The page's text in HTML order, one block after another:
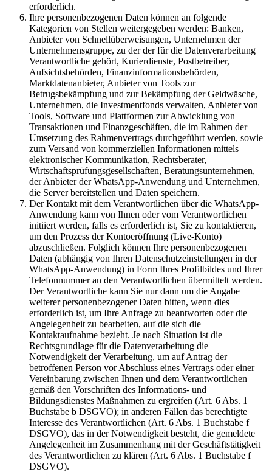
erforderlich.
Ihre personenbezogenen Daten können an folgende
Kategorien von Stellen weitergegeben werden: Banken,
Anbieter von Schnellüberweisungen, Unternehmen der
Unternehmensgruppe, zu der der für die Datenverarbeitung
Verantwortliche gehört, Kurierdienste, Postbetreiber,
Aufsichtsbehörden, Finanzinformationsbehörden,
Marktdatenanbieter, Anbieter von Tools zur
Betrugsbekämpfung und zur Bekämpfung der Geldwäsche,
Unternehmen, die Investmentfonds verwalten, Anbieter von
Tools, Software und Plattformen zur Abwicklung von
Transaktionen und Finanzgeschäften, die im Rahmen der
Umsetzung des Rahmenvertrags durchgeführt werden, sowie
zum Versand von kommerziellen Informationen mittels
elektronischer Kommunikation, Rechtsberater,
Wirtschaftsprüfungsgesellschaften, Beratungsunternehmen,
der Anbieter der WhatsApp-Anwendung und Unternehmen,
die Server bereitstellen und Daten speichern.
Der Kontakt mit dem Verantwortlichen über die WhatsApp-
Anwendung kann von Ihnen oder vom Verantwortlichen
initiiert werden, falls es erforderlich ist, Sie zu kontaktieren,
um den Prozess der Kontoeröffnung (Live-Konto)
abzuschließen. Folglich können Ihre personenbezogenen
Daten (abhängig von Ihren Datenschutzeinstellungen in der
WhatsApp-Anwendung) in Form Ihres Profilbildes und Ihrer
Telefonnummer an den Verantwortlichen übermittelt werden.
Der Verantwortliche kann Sie nur dann um die Angabe
weiterer personenbezogener Daten bitten, wenn dies
erforderlich ist, um Ihre Anfrage zu beantworten oder die
Angelegenheit zu bearbeiten, auf die sich die
Kontaktaufnahme bezieht. Je nach Situation ist die
Rechtsgrundlage für die Datenverarbeitung die
Notwendigkeit der Verarbeitung, um auf Antrag der
betroffenen Person vor Abschluss eines Vertrags oder einer
Vereinbarung zwischen Ihnen und dem Verantwortlichen
gemäß den Vorschriften des Informations- und
Bildungsdienstes Maßnahmen zu ergreifen (Art. 6 Abs. 1
Buchstabe b DSGVO); in anderen Fällen das berechtigte
Interesse des Verantwortlichen (Art. 6 Abs. 1 Buchstabe f
DSGVO), das in der Notwendigkeit besteht, die gemeldete
Angelegenheit im Zusammenhang mit der Geschäftstätigkeit
des Verantwortlichen zu klären (Art. 6 Abs. 1 Buchstabe f
DSGVO).